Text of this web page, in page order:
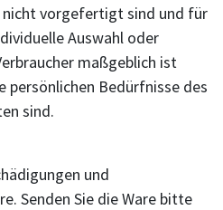
nicht vorgefertigt sind und für
Auswahl oder
maßgeblich ist
persönlichen Bedürfnisse des
sind.
und
Senden Sie die Ware bitte